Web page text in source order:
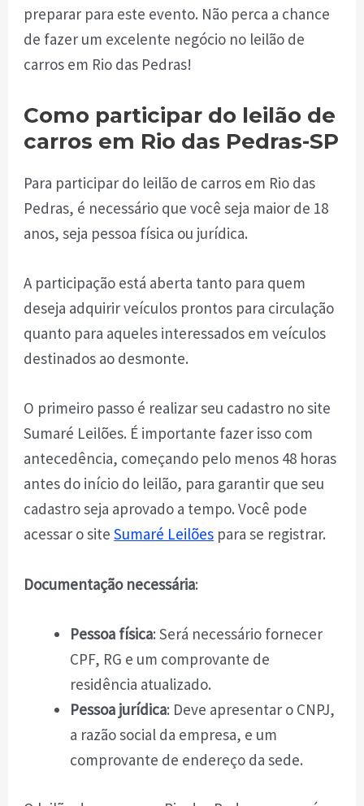
preparar para este evento. Não perca a chance
de fazer um excelente negócio no leilão de
carros em Rio das Pedras!
Como participar do leilão de
carros em Rio das Pedras-SP
Para participar do leilão de carros em Rio das
Pedras, é necessário que você seja maior de 18
anos, seja pessoa física ou jurídica.
A participação está aberta tanto para quem
deseja adquirir veículos prontos para circulação
quanto para aqueles interessados em veículos
destinados ao desmonte.
O primeiro passo é realizar seu cadastro no site
Sumaré Leilões. É importante fazer isso com
antecedência, começando pelo menos 48 horas
antes do início do leilão, para garantir que seu
cadastro seja aprovado a tempo. Você pode
acessar o siteSumaré Leilões para se registrar.
Documentação necessária:
Pessoa física: Será necessário fornecer
CPF, RG e um comprovante de
residência atualizado.
Pessoa jurídica: Deve apresentar o CNPJ,
a razão social da empresa, e um
comprovante de endereço da sede.